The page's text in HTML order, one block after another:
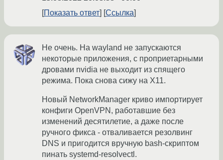
Показать ответ
Ссылка
Не очень. На wayland не запускаются
некоторые приложения, с проприетарными
дровами nvidia не выходит из спящего
режима. Пока снова сижу на X11.
Новый NetworkManager криво импортирует
конфиги OpenVPN, работавшие без
изменений десятилетие, а даже после
ручного фикса - отваливается резолвинг
DNS и пригодится вручную bash-скриптом
пинать systemd-resolvectl.